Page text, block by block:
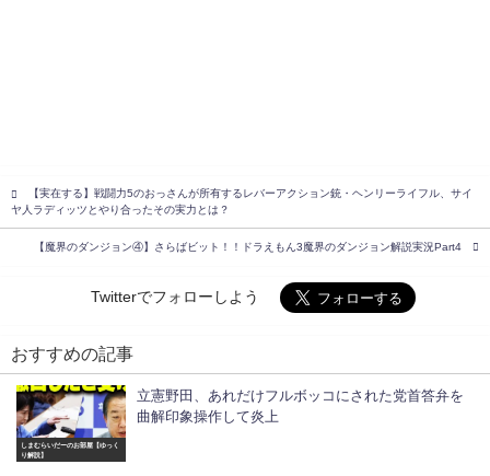
【実在する】戦闘力5のおっさんが所有するレバーアクション銃・ヘンリーライフル、サイ
ヤ人ラディッツとやり合ったその実力とは？
【魔界のダンジョン④】さらばビット！！ドラえもん3魔界のダンジョン解説実況Part4
Twitterでフォローしよう
おすすめの記事
しまむらいだーのお部屋【ゆっく
り解説】
立憲野田、あれだけフルボッコにされた党首答弁を
曲解印象操作して炎上